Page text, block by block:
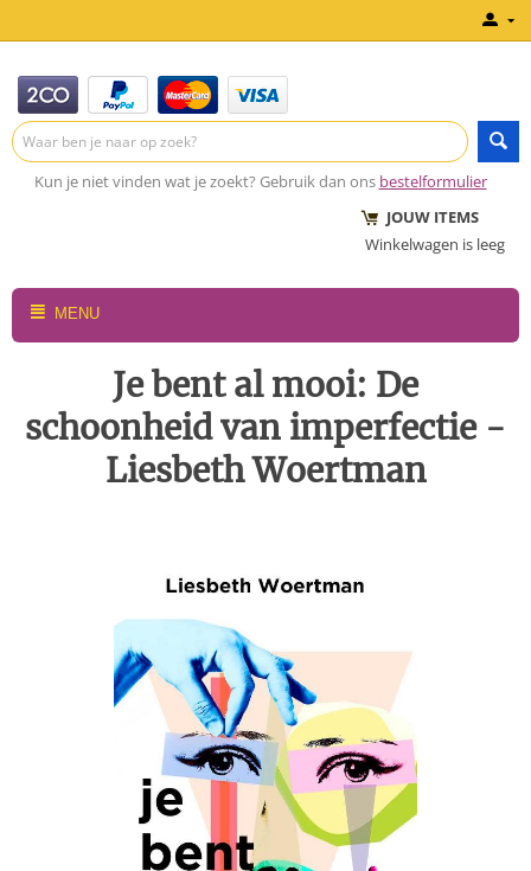
Kun je niet vinden wat je zoekt? Gebruik dan ons bestelformulier
JOUW ITEMS
Winkelwagen is leeg
MENU
Je bent al mooi: De
schoonheid van imperfectie -
Liesbeth Woertman